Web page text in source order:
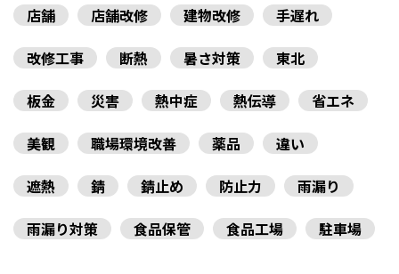
店舗
店舗改修 建物改修
手遅れ
改修工事
断熱 暑さ対策
東北
板金
災害 熱中症 熱伝導
省エネ
美観
職場環境改善 薬品
違い
遮熱
錆 錆止め 防止力
雨漏り
雨漏り対策
食品保管 食品工場 駐車場